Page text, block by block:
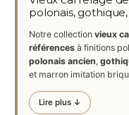
polonais,
Notre collection vieux
références à finitions
polonais ancien,
et marron imitation
Lire plus ↓